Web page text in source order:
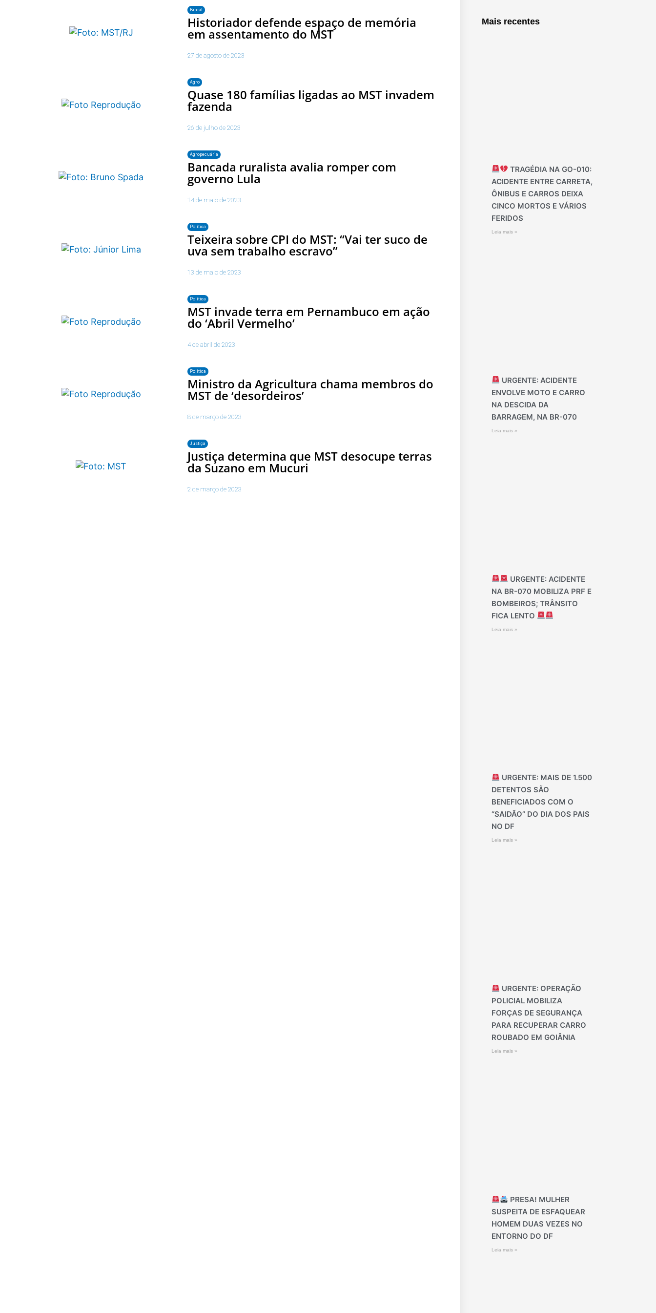
Brasil
Historiador defende espaço de memória
em assentamento do MST
27 de agosto de 2023
Agro
Quase 180 famílias ligadas ao MST invadem
fazenda
26 de julho de 2023
Agropecuária
Bancada ruralista avalia romper com
governo Lula
14 de maio de 2023
Política
Teixeira sobre CPI do MST: “Vai ter suco de
uva sem trabalho escravo”
13 de maio de 2023
Política
MST invade terra em Pernambuco em ação
do ‘Abril Vermelho’
4 de abril de 2023
Política
Ministro da Agricultura chama membros do
MST de ‘desordeiros’
8 de março de 2023
Justiça
Justiça determina que MST desocupe terras
da Suzano em Mucuri
2 de março de 2023
Mais recentes
TRAGÉDIA NA GO-010:
ACIDENTE ENTRE CARRETA,
ÔNIBUS E CARROS DEIXA
CINCO MORTOS E VÁRIOS
FERIDOS
Leia mais »
URGENTE: ACIDENTE
ENVOLVE MOTO E CARRO
NA DESCIDA DA
BARRAGEM, NA BR-070
Leia mais »
URGENTE: ACIDENTE
NA BR-070 MOBILIZA PRF E
BOMBEIROS; TRÂNSITO
FICA LENTO
Leia mais »
URGENTE: MAIS DE 1.500
DETENTOS SÃO
BENEFICIADOS COM O
“SAIDÃO” DO DIA DOS PAIS
NO DF
Leia mais »
URGENTE: OPERAÇÃO
POLICIAL MOBILIZA
FORÇAS DE SEGURANÇA
PARA RECUPERAR CARRO
ROUBADO EM GOIÂNIA
Leia mais »
PRESA! MULHER
SUSPEITA DE ESFAQUEAR
HOMEM DUAS VEZES NO
ENTORNO DO DF
Leia mais »